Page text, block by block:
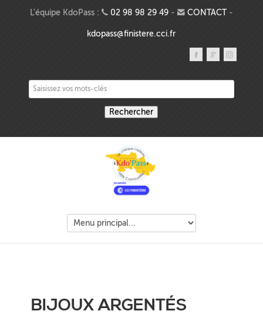
Aller au contenu principal
L'équipe KdoPass : 02 98 98 29 49- CONTACT-
kdopass@finistere.cci.fr
Saisissez vos mots-clés
BIJOUX ARGENTÉS